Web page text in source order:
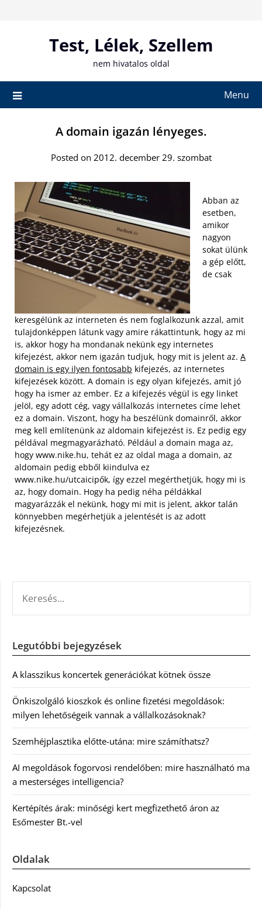
Test, Lélek, Szellem
nem hivatalos oldal
Menu
A domain igazán lényeges.
Posted on 2012. december 29. szombat
Abban az
esetben,
amikor
nagyon
sokat ülünk
a gép előtt,
de csak
keresgélünk az interneten és nem foglalkozunk azzal, amit
tulajdonképpen látunk vagy amire rákattintunk, hogy az mi
is, akkor hogy ha mondanak nekünk egy internetes
kifejezést, akkor nem igazán tudjuk, hogy mit is jelent az. A
domain is egy ilyen fontosabb kifejezés, az internetes
kifejezések között. A domain is egy olyan kifejezés, amit jó
hogy ha ismer az ember. Ez a kifejezés végül is egy linket
jelöl, egy adott cég, vagy vállalkozás internetes címe lehet
ez a domain. Viszont, hogy ha beszélünk domainről, akkor
meg kell említenünk az aldomain kifejezést is. Ez pedig egy
példával megmagyarázható. Például a domain maga az,
hogy www.nike.hu, tehát ez az oldal maga a domain, az
aldomain pedig ebből kiindulva ez
www.nike.hu/utcaicipők, így ezzel megérthetjük, hogy mi is
az, hogy domain. Hogy ha pedig néha példákkal
magyarázzák el nekünk, hogy mi mit is jelent, akkor talán
könnyebben megérhetjük a jelentését is az adott
kifejezésnek.
Legutóbbi bejegyzések
A klasszikus koncertek generációkat kötnek össze
Önkiszolgáló kioszkok és online fizetési megoldások:
milyen lehetőségeik vannak a vállalkozásoknak?
Szemhéjplasztika előtte-utána: mire számíthatsz?
AI megoldások fogorvosi rendelőben: mire használható ma
a mesterséges intelligencia?
Kertépítés árak: minőségi kert megfizethető áron az
Esőmester Bt.-vel
Oldalak
Kapcsolat